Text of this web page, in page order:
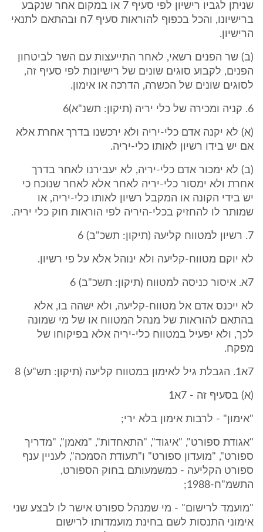
שניתן לגביו רישיון לפי סעיף 7 או במקום אחר שנקבע
ברישיונו, והכל בכפוף להוראות סעיף 7ח ובהתאם לתנאי
הרישיון.
(ב) שר הפנים רשאי, לאחר התייעצות עם השר לביטחון
הפנים, לקבוע סוגים שונים של רישיונות לפי סעיף זה,
לסוגים שונים של הכשרה, הדרכה או אימון.
6. קניה ומכירה של כלי יריה (תיקון: תשנ"א)6
(א) לא יקנה אדם כלי-יריה ולא ירכשנו בדרך אחרת אלא
אם יש בידו רשיון לאותו כלי-יריה.
(ב) לא ימכור אדם כלי-יריה, לא יעבירנו לאחר בדרך
אחרת ולא ימסור כלי-יריה לאחר אלא לאחר שנוכח כי
יש בידי הקונה או המקבל רשיון לאותו כלי-יריה, או
שמותר לו להחזיק בכלי-היריה לפי הוראות חוק כלי יריה.
7. רשיון למטווח קליעה (תיקון: תשכ"ב) 6
לא יוקם מטווח-קליעה ולא ינוהל אלא על פי רשיון.
7א. איסור כניסה למטווח (תיקון: תשכ"ב) 6
לא ייכנס אדם אל מטווח-קליעה, ולא ישהה בו, אלא
בהתאם להוראות של מנהל המטווח או של מי שמונה
לכך, ולא יפעיל במטווח כלי-יריה אלא בפיקוחו של
מפקח.
7א1. הגבלת גיל לאימון במטווח קליעה (תיקון: תש"ע) 8
(א) בסעיף זה - 7א1
"אימון" - לרבות אימון בלא ירי;
"אגודת ספורט", "איגוד", "התאחדות", "מאמן", "מדריך
ספורט", "מועדון ספורט" ו"תעודת הסמכה", לעניין ענף
ספורט הקליעה - כמשמעותם בחוק הספורט,
התשמ"ח-1988;
"מועמד לרישום" - מי שמנהל ספורט אישר לו לבצע שני
אימוני התנסות לשם בחינת מועמדותו לרישום